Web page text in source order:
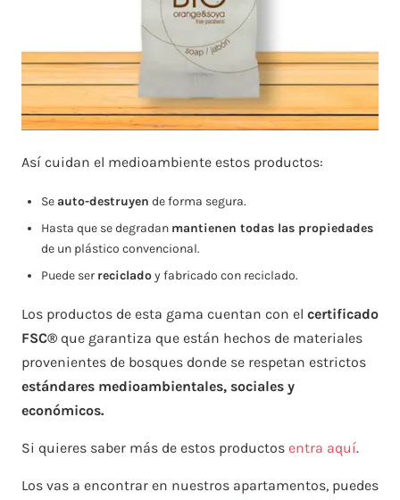
Así cuidan el medioambiente estos productos:
Seauto-destruyen de forma segura.
Hasta que se degradan mantienen todas las propiedades
de un plástico convencional.
Puede ser recicladoy fabricado con reciclado.
Los productos de esta gama cuentan con el certificado
FSC® que garantiza que están hechos de materiales
provenientes de bosques donde se respetan estrictos
estándares medioambientales, sociales y
económicos.
Si quieres saber más de estos productos entra aquí.
Los vas a encontrar en nuestros apartamentos, puedes